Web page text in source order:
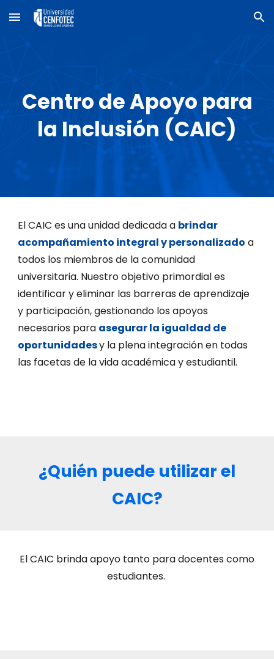
Skip to main content Skip to navigation
Centro de Apoyo para
la Inclusión (CAIC)
El CAIC es una unidad dedicada a brindar
acompañamiento integral y personalizado a
todos los miembros de la comunidad
universitaria. Nuestro objetivo primordial es
identificar y eliminar las barreras de aprendizaje
y participación, gestionando los apoyos
necesarios para asegurar la igualdad de
oportunidadesy la plena integración en todas
las facetas de la vida académica y estudiantil.
¿Quién puede utilizar el
CAIC?
El CAIC brinda apoyo tanto para docentes como
estudiantes.